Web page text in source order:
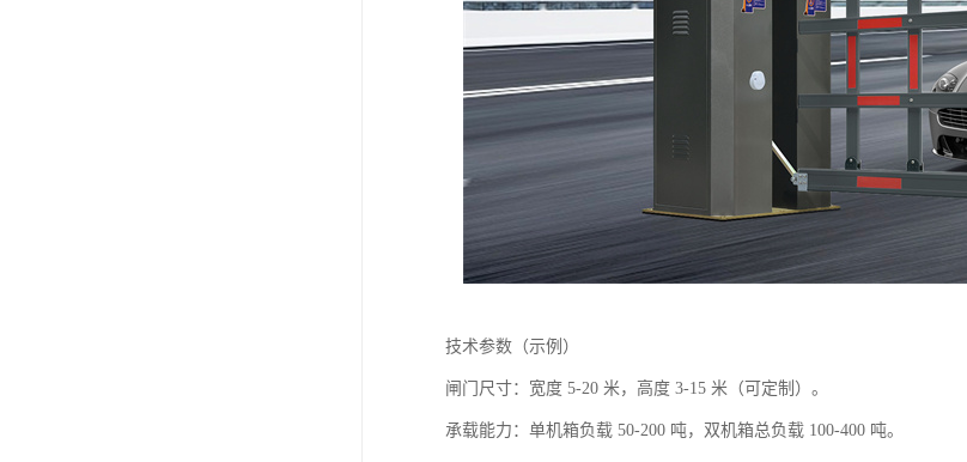
技术参数（示例）
闸门尺寸：宽度 5-20 米，高度 3-15 米（可定制）。
承载能力：单机箱负载 50-200 吨，双机箱总负载 100-400 吨。